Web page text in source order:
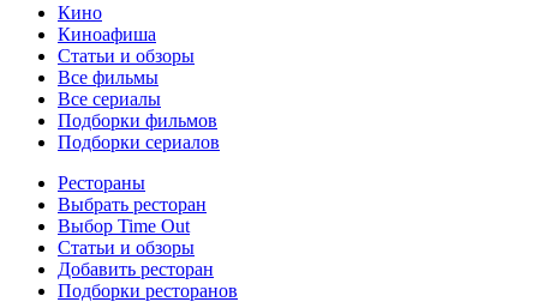
Кино
Киноафиша
Статьи и обзоры
Все фильмы
Все сериалы
Подборки фильмов
Подборки сериалов
Рестораны
Выбрать ресторан
Выбор Time Out
Статьи и обзоры
Добавить ресторан
Подборки ресторанов